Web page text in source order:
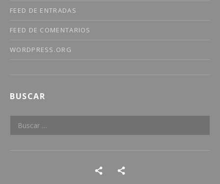
FEED DE ENTRADAS
FEED DE COMENTARIOS
WORDPRESS.ORG
BUSCAR
Buscar:
Social Media Profiles